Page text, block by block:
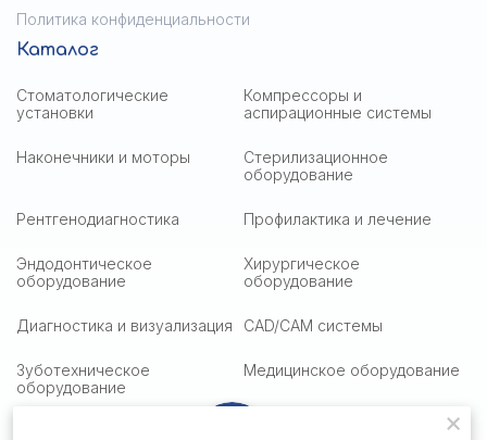
Политика конфиденциальности
Каталог
Стоматологические
установки
Компрессоры и
аспирационные системы
Наконечники и моторы
Стерилизационное
оборудование
Рентгенодиагностика Профилактика и лечение
Эндодонтическое
оборудование
Хирургическое
оборудование
Диагностика и визуализация CAD/CAM системы
Зуботехническое
оборудование
Медицинское оборудование